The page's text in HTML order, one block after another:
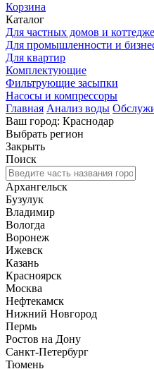
Корзина
Каталог
Для частных домов и
Для промышленности и
Для квартир
Комплектующие
Фильтрующие засыпки
Насосы и компрессоры
Главная Анализ воды
Ваш город: Краснодар
Выбрать регион
Закрыть
Поиск
Архангельск
Бузулук
Владимир
Вологда
Воронеж
Ижевск
Казань
Красноярск
Москва
Нефтекамск
Нижний Новгород
Пермь
Ростов на Дону
Санкт-Петербург
Тюмень